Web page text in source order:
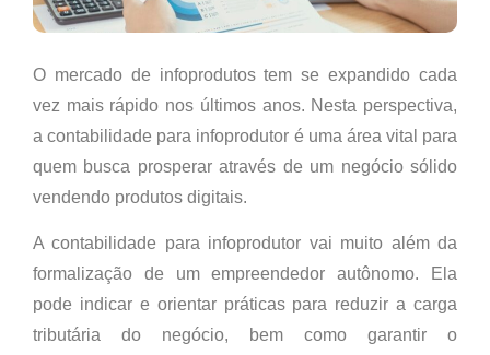
O mercado de infoprodutos tem se expandido cada
vez mais rápido nos últimos anos. Nesta perspectiva,
a contabilidade para infoprodutor é uma área vital para
quem busca prosperar através de um negócio sólido
vendendo produtos digitais.
A contabilidade para infoprodutor vai muito além da
formalização de um empreendedor autônomo. Ela
pode indicar e orientar práticas para reduzir a carga
tributária do negócio, bem como garantir o